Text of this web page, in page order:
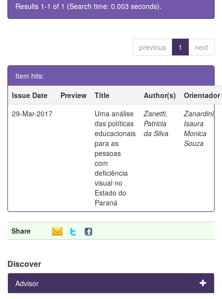
Results 1-1 of 1 (Search time: 0.003 seconds).
previous 1 next
Item hits:
Issue Date
Preview Title Author(s)
Orientador
29-Mar-2017
Uma análise
das políticas
educacionais
para as
pessoas
com
deficiência
visual no
Estado do
Paraná
Zanetti,
Patricia
da Silva
Zanardini,
Isaura
Monica
Souza
Share
Discover
Advisor